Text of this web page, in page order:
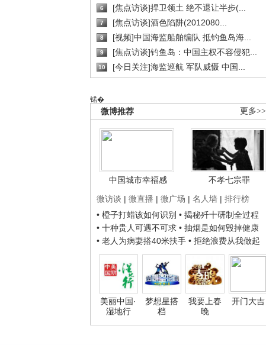
6 [焦点访谈]捍卫领土 绝不退让半步(...
7 [焦点访谈]酒色陷阱(2012080...
8 [视频]中国海监船舶编队 抵钓鱼岛海...
9 [焦点访谈]钓鱼岛：中国主权不容侵犯...
10 [今日关注]海监巡航 军队威慑 中国...
锘�
更多>>
微博推荐
中国城市幸福感
不孝七宗罪
微访谈 | 微直播 | 微广场 | 名人墙 | 排行榜
• 橙子打蜡该如何识别 • 揭秘歼十研制全过程
• 十种贵人可遇不可求 • 抽烟是如何毁掉健康
• 老人为病妻搭40米扶手 • 拒绝浪费从我做起
美丽中国·
湿地行
梦想星搭
档
我要上春
晚
开门大吉